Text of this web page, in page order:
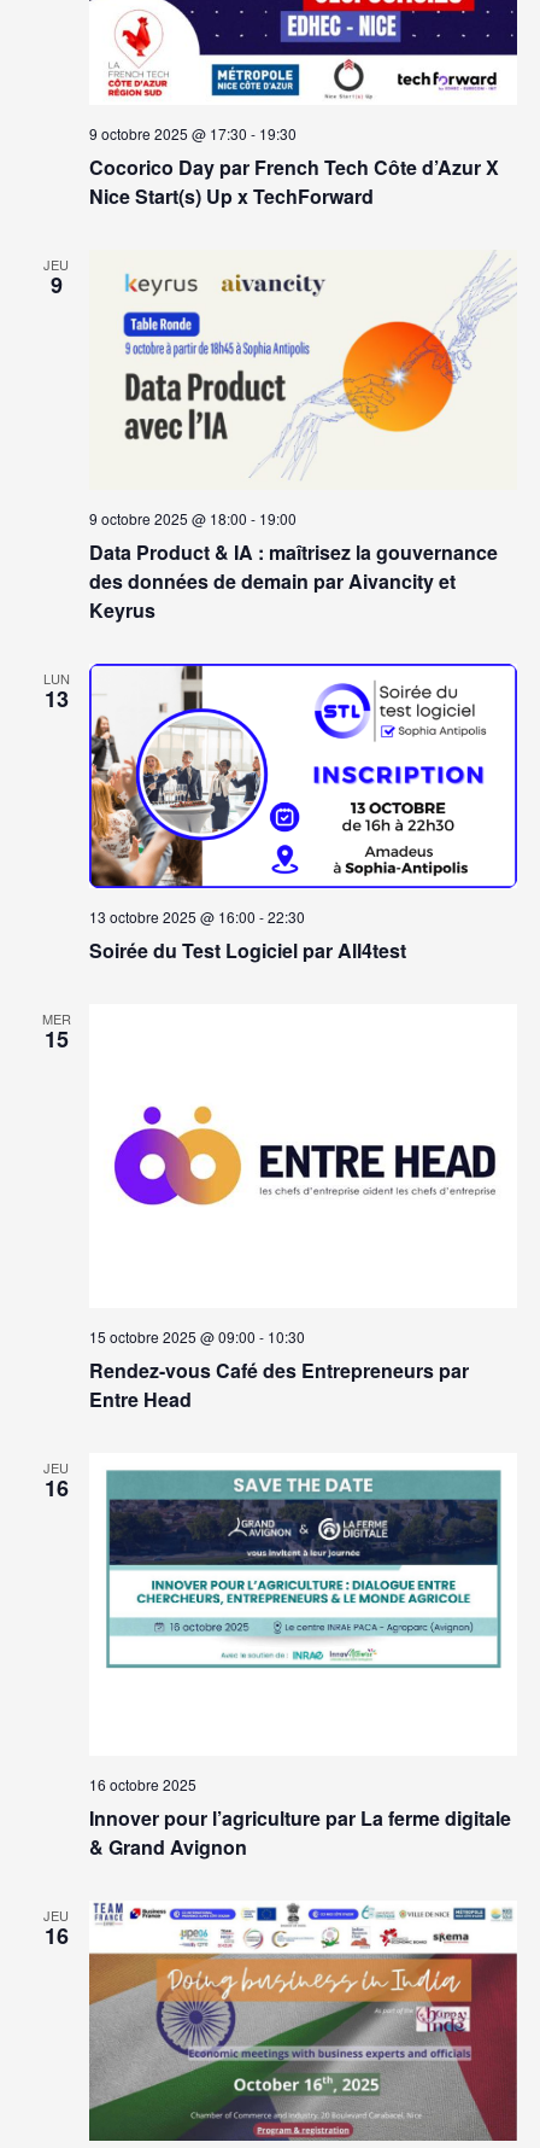
Cocorico Day par French Tech Côte d’Azur X
Nice Start(s) Up x TechForward
9 octobre 2025 @ 17:30 - 19:30
JEU
9
Data Product & IA : maîtrisez la gouvernance
des données de demain par Aivancity et
Keyrus
9 octobre 2025 @ 18:00 - 19:00
LUN
13
Soirée du Test Logiciel par All4test
13 octobre 2025 @ 16:00 -22:30
MER
15
Rendez-vous Café des Entrepreneurs par
Entre Head
15 octobre 2025 @ 09:00 - 10:30
JEU
16
Innover pour l’agriculture par La ferme digitale
& Grand Avignon
16 octobre 2025
JEU
16